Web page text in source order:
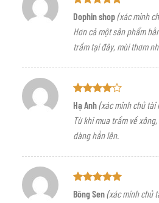
Được xếp
hạng55
sao
Dophin shop(xác minh
Hơn cả một sản phẩm
trầm tại đây, mùi thơm
Được
xếp hạng
45 sao
Hạ Anh(xác minh chủ tài
Từ khi mua trầm về
dàng hẳn lên.
Được xếp
hạng55
Bông Sen(xác minh chủ